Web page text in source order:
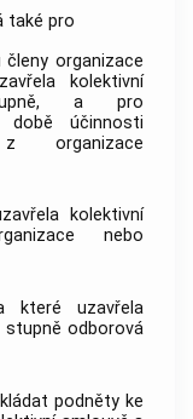
také pro
organizace
kolektivní
a pro
době účinnosti
organizace
kolektivní
nebo
které uzavřela
stupně odborová
podněty ke